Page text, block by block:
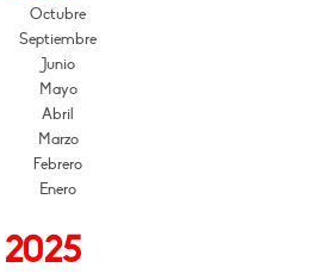
Octubre
Septiembre
Junio
Mayo
Abril
Marzo
Febrero
Enero
2025